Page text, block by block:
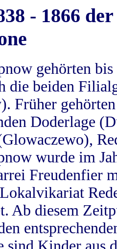
- 1866
gehörten
die beiden
Früher
Doderlage
wurde im
Freudenfier
Ab diesem